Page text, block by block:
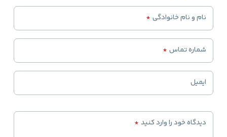
نام و نام خانوادگی *
شماره تماس *
ایمیل
دیدگاه خود را وارد کنید *